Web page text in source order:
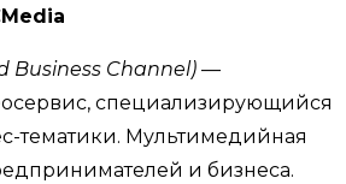
Business Channel) —
специализирующийся
тематики. Мультимедийная
и бизнеса.